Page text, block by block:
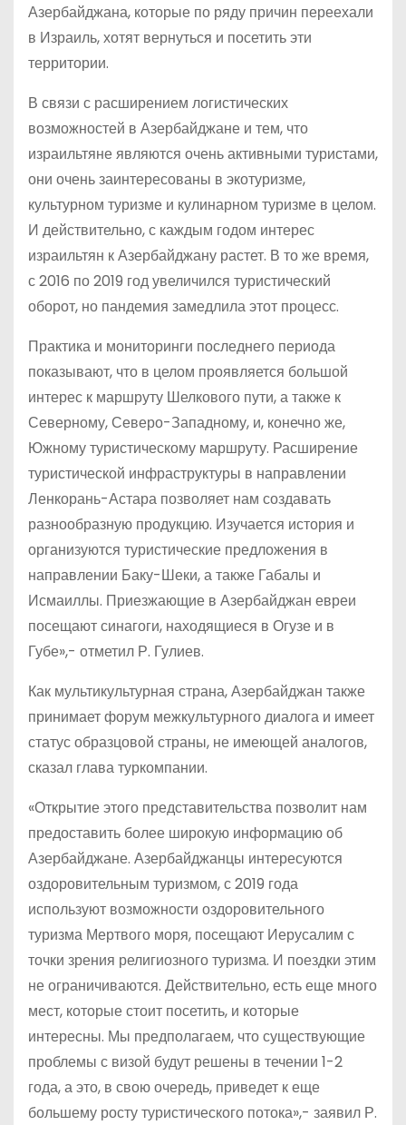
Азербайджана, которые по ряду причин переехали
в Израиль, хотят вернуться и посетить эти
территории.
В связи с расширением логистических
возможностей в Азербайджане и тем, что
израильтяне являются очень активными туристами,
они очень заинтересованы в экотуризме,
культурном туризме и кулинарном туризме в целом.
И действительно, с каждым годом интерес
израильтян к Азербайджану растет. В то же время,
с 2016 по 2019 год увеличился туристический
оборот, но пандемия замедлила этот процесс.
Практика и мониторинги последнего периода
показывают, что в целом проявляется большой
интерес к маршруту Шелкового пути, а также к
Северному, Северо-Западному, и, конечно же,
Южному туристическому маршруту. Расширение
туристической инфраструктуры в направлении
Ленкорань-Астара позволяет нам создавать
разнообразную продукцию. Изучается история и
организуются туристические предложения в
направлении Баку-Шеки, а также Габалы и
Исмаиллы. Приезжающие в Азербайджан евреи
посещают синагоги, находящиеся в Огузе и в
Губе»,- отметил Р. Гулиев.
Как мультикультурная страна, Азербайджан также
принимает форум межкультурного диалога и имеет
статус образцовой страны, не имеющей аналогов,
сказал глава туркомпании.
«Открытие этого представительства позволит нам
предоставить более широкую информацию об
Азербайджане. Азербайджанцы интересуются
оздоровительным туризмом, с 2019 года
используют возможности оздоровительного
туризма Мертвого моря, посещают Иерусалим с
точки зрения религиозного туризма. И поездки этим
не ограничиваются. Действительно, есть еще много
мест, которые стоит посетить, и которые
интересны. Мы предполагаем, что существующие
проблемы с визой будут решены в течении 1-2
года, а это, в свою очередь, приведет к еще
большему росту туристического потока»,- заявил Р.